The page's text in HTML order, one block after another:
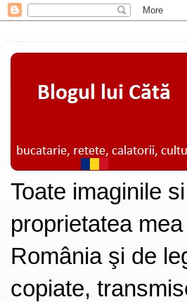
Toate imaginile
proprietatea
România şi de
copiate,